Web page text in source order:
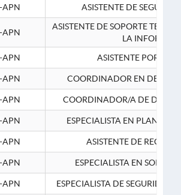
APN ASISTENTE DE
APN
ASISTENTE DE SOPORTE
LA
APN
ASISTENTE
APN COORDINADOR EN
APN COORDINADOR/A DE
APN ESPECIALISTA EN
APN ASISTENTE DE
APN ESPECIALISTA EN
APN ESPECIALISTA DE SEGURIDAD